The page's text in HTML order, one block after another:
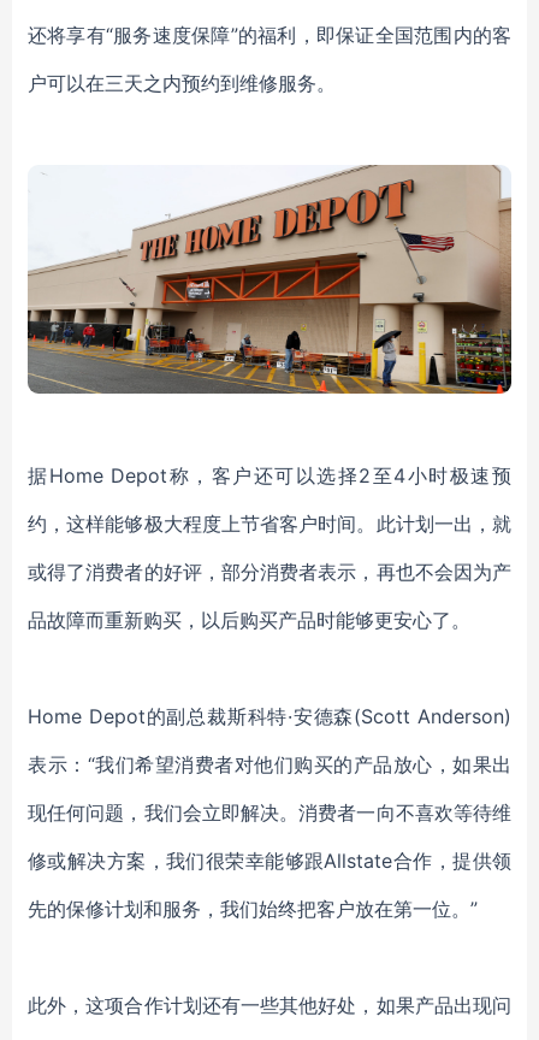
还将享有“服务速度保障”的福利，即保证全国范围内的客
户可以在三天之内预约到维修服务。
据Home Depot称，客户还可以选择2至4小时极速预
约，这样能够极大程度上节省客户时间。此计划一出，就
或得了消费者的好评，部分消费者表示，再也不会因为产
品故障而重新购买，以后购买产品时能够更安心了。
Home Depot的副总裁斯科特·安德森(Scott Anderson)
表示：“我们希望消费者对他们购买的产品放心，如果出
现任何问题，我们会立即解决。消费者一向不喜欢等待维
修或解决方案，我们很荣幸能够跟Allstate合作，提供领
先的保修计划和服务，我们始终把客户放在第一位。”
此外，这项合作计划还有一些其他好处，如果产品出现问